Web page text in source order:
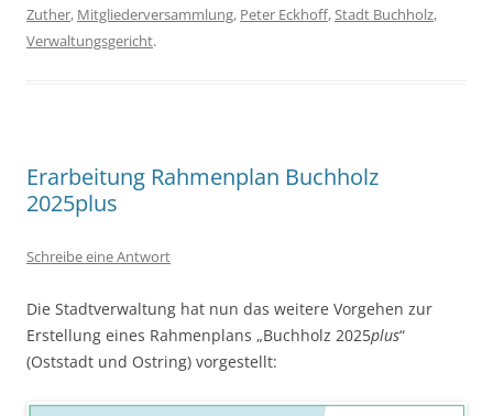
Zuther, Mitgliederversammlung, Peter Eckhoff,Stadt Buchholz,
Verwaltungsgericht.
Erarbeitung Rahmenplan Buchholz
2025plus
Schreibe eine Antwort
Die Stadtverwaltung hat nun das weitere Vorgehen zur
Erstellung eines Rahmenplans „Buchholz 2025plus“
(Oststadt und Ostring) vorgestellt: